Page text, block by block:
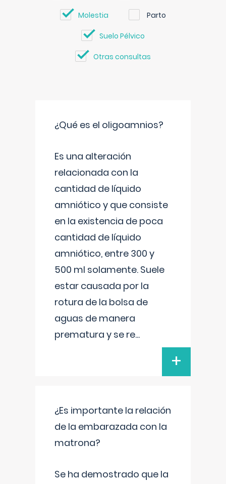
Molestia Parto
Suelo Pélvico
Otras consultas
¿Qué es el oligoamnios?
Es una alteración
relacionada con la
cantidad de líquido
amniótico y que consiste
en la existencia de poca
cantidad de líquido
amniótico, entre 300 y
500 ml solamente. Suele
estar causada por la
rotura de la bolsa de
aguas de manera
prematura y se re...
+
¿Es importante la relación
de la embarazada con la
matrona?
Se ha demostrado que la